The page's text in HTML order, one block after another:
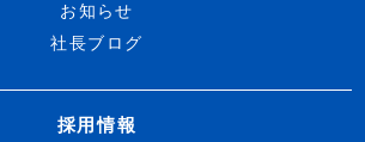
お知らせ
社長ブログ
採用情報